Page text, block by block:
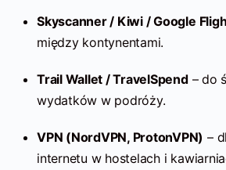
Skyscanner / Kiwi / Google
między kontynentami.
Trail Wallet / TravelSpend– do
wydatków w podróży.
VPN (NordVPN, ProtonVPN) –
internetu w hostelach i